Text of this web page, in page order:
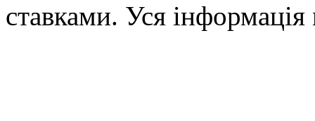
ставками. Уся